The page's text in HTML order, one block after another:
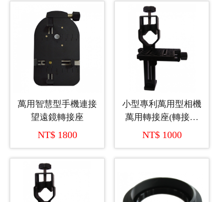
萬用智慧型手機連接
望遠鏡轉接座
NT$ 1800
小型專利萬用型相機
萬用轉接座(轉接口
徑28mm~45mm)
NT$ 1000